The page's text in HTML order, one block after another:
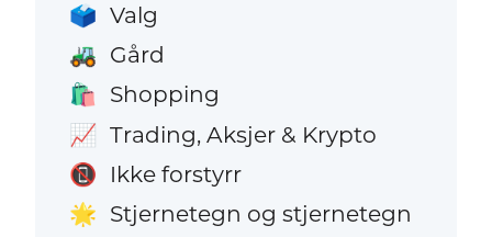
🗳️ Valg
🚜 Gård
🛍️ Shopping
📈 Trading, Aksjer & Krypto
📵 Ikke forstyrr
🌟 Stjernetegn og stjernetegn